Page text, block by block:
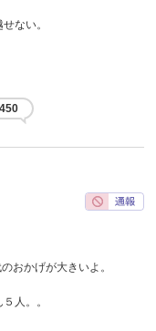
ない。
450
おかげが大きいよ。
人。。